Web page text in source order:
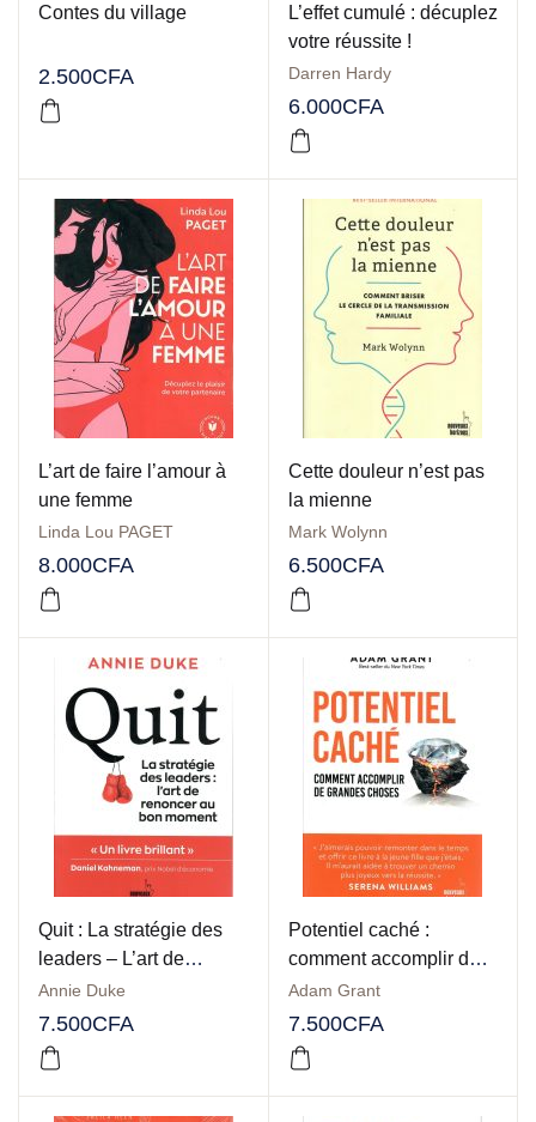
Contes du village
2.500CFA
L’effet cumulé : décuplez
votre réussite !
Darren Hardy
6.000CFA
L’art de faire l’amour à
une femme
Linda Lou PAGET
8.000CFA
Cette douleur n’est pas
la mienne
Mark Wolynn
6.500CFA
Quit : La stratégie des
leaders – L’art de
renoncer au bon
moment
Annie Duke
7.500CFA
Potentiel caché :
comment accomplir de
grande choses
Adam Grant
7.500CFA